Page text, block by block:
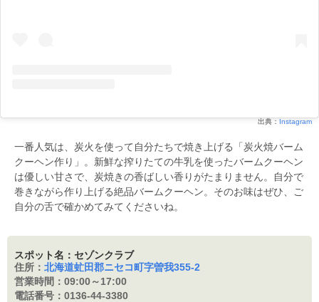
出典： Instagram
一番人気は、炭火を使って自分たちで焼き上げる「炭火焼バーム
クーヘン作り」。新鮮な搾りたての牛乳を使ったバームクーヘン
は優しい甘さで、炭焼きの香ばしい香りがたまりません。自分で
巻きながら作り上げる絶品バームクーヘン。そのお味はぜひ、ご
自分の舌で確かめてみてくださいね。
スポット名：セゾンクラブ
住所： 北海道虻田郡ニセコ町字曽我355-2
営業時間： 09:00～17:00
電話番号： 0136-44-3380